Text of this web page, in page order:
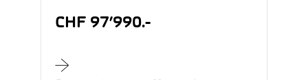
CHF 97’990.-